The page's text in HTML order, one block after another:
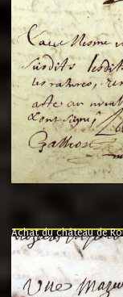
Achat du château de
"l'an mil six cent
nommé fut présent